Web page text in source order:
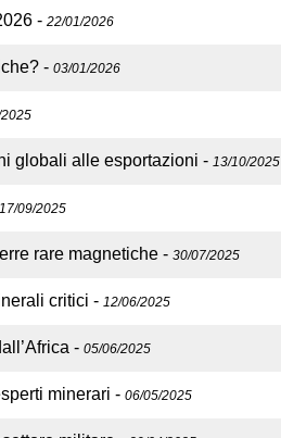
- 22/01/2026
- 03/01/2026
globali alle esportazioni - 13/10/2025
17/09/2025
rare magnetiche - 30/07/2025
critici - 12/06/2025
- 05/06/2025
minerari - 06/05/2025